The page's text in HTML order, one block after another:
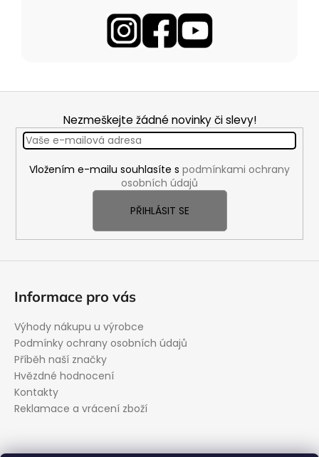
Nezmeškejte žádné novinky či slevy!
Vložením e-mailu souhlasíte s podmínkami ochrany
osobních údajů
PŘIHLÁSIT SE
Informace pro vás
Výhody nákupu u výrobce
Podmínky ochrany osobních údajů
Příběh naší značky
Hvězdné hodnocení
Kontakty
Reklamace a vrácení zboží